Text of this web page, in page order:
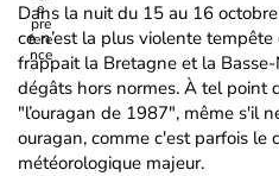
Dans la nuit du 15 au 16
ce n’est la plus violente tempête
frappait la Bretagne et la
dégâts hors normes. À tel point
"l’ouragan de 1987", même s'il
ouragan, comme c'est parfois le
météorologique majeur.